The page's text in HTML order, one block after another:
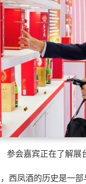
参会嘉宾正在了解展
西凤酒的历史是一